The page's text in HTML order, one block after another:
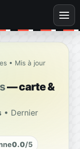
• Mis à jour
— carte &
• Dernier
0.0/5